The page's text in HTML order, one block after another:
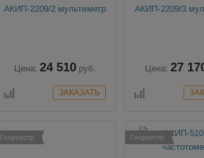
АКИП-2209/2 мультиметр
Цена: 24 510 руб.
АКИП-2209/3
Цена: 27
Госреестр Госреестр